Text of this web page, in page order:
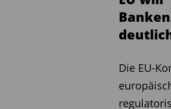
hier von
erste
Taping.
Die EU-